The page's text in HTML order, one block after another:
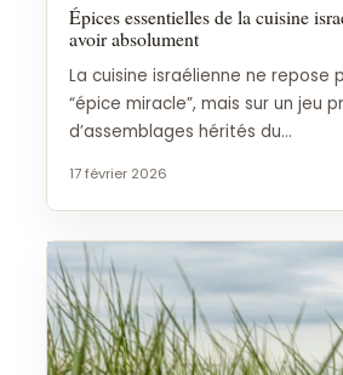
Épices essentielles de la cuisine
avoir absolument
La cuisine israélienne ne repose
“épice miracle”, mais sur un jeu
d’assemblages hérités du...
17 février 2026